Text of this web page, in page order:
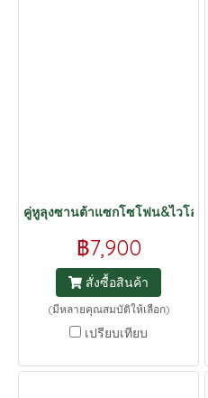
คู่หูลุงซานต้าแซกโซโฟน&ไวโอลิน
฿7,900
สั่งซื้อสินค้า
(มีหลายคุณสมบัติให้เลือก)
เปรียบเทียบ